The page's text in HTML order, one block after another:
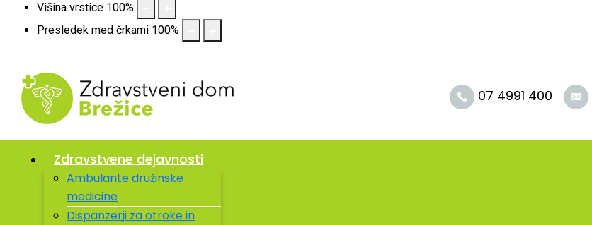
Višina vrstice 100%
Presledek med črkami 100%
07 4991 400
Zdravstvene dejavnosti
Ambulante družinske
medicine
Dispanzerji za otroke in